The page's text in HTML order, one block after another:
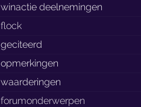
winactie deelnemingen
flock
geciteerd
opmerkingen
waarderingen
forumonderwerpen